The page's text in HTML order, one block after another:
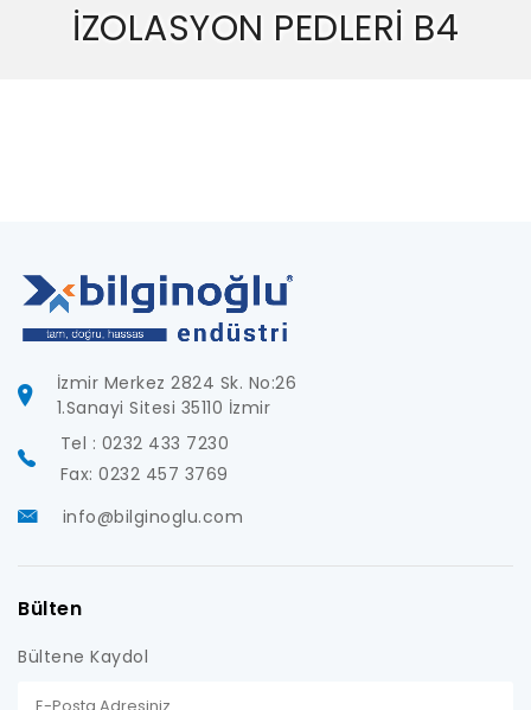
İZOLASYON PEDLERİ B4
İzmir Merkez 2824 Sk. No:26
1.Sanayi Sitesi 35110 İzmir
Tel : 0232 433 7230
Fax: 0232 457 3769
info@bilginoglu.com
Bülten
Bültene Kaydol